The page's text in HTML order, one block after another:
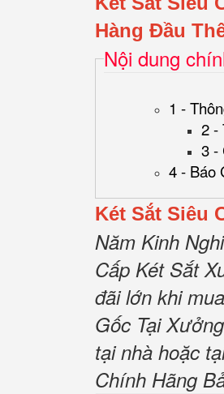
Hàng Đầu
Nội dung
1 -
2 -
3 -
4 - Báo
Két Sắt Siêu
Năm Kinh
Cấp Két Sắt
đãi lớn khi mua
Gốc Tại
tại nhà hoặc
Chính Hãng